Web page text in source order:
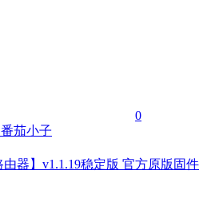
0
番茄小子